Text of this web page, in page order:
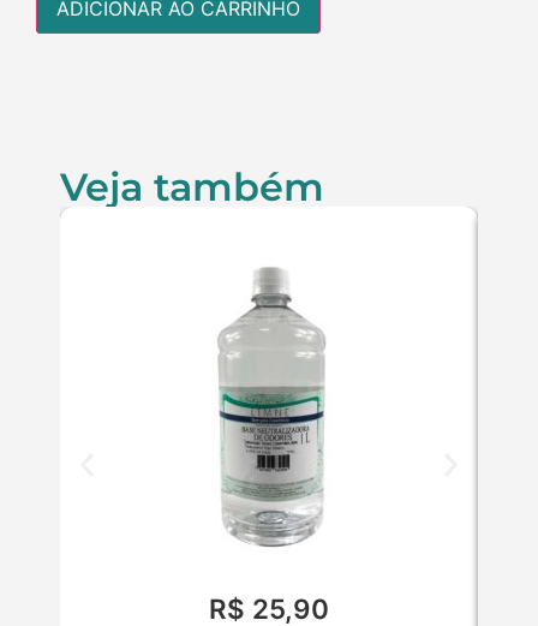
ADICIONAR AO CARRINHO
Veja também
R$ 25,90